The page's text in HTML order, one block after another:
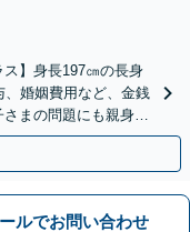
ス】身長197㎝の長身
婚姻費用など、金銭
まの問題にも親身に
相談】
ルでお問い合わせ